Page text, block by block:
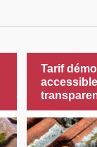
Tarif